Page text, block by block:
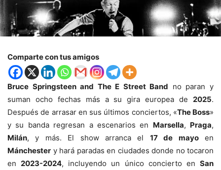
Comparte con tus amigos
Bruce Springsteen and The E Street Band no paran y
suman ocho fechas más a su gira europea de 2025.
Después de arrasar en sus últimos conciertos, «The Boss»
y su banda regresan a escenarios en Marsella, Praga,
Milán, y más. El show arranca el 17 de mayoen
Mánchester y hará paradas en ciudades donde no tocaron
en2023-2024, incluyendo un único concierto enSan